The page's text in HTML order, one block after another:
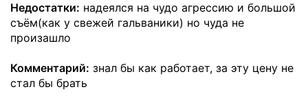
Недостатки: надеялся на чудо агрессию и большой
съём(как у свежей гальваники) но чуда не
произашло
Комментарий: знал бы как работает, за эту цену не
стал бы брать